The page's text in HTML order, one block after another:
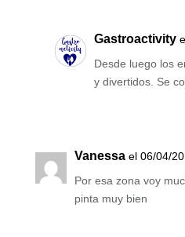
Gastroactivity
Desde luego los
y divertidos. Se
Vanessa el 06/04/
Por esa zona voy
pinta muy bien